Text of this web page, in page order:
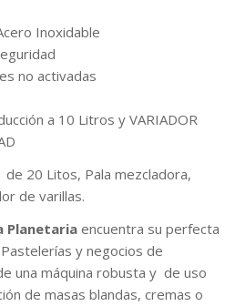
Inoxidable
no activadas
a 10 Litros y VARIADOR
20 Litos, Pala mezcladora,
de varillas.
Planetaria encuentra su perfecta
y negocios de
una máquina robusta y de uso
de masas blandas, cremas o